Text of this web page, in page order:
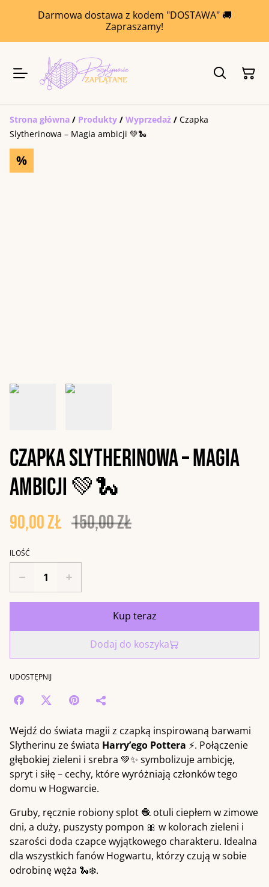
Darmowa dostawa z kodem "DOSTAWA" 🚚
Zapraszamy!
Strona główna / Produkty / Wyprzedaż / Czapka
Slytherinowa – Magia ambicji 💚🐍
%
Czapka Slytherinowa – Magia
ambicji 💚🐍
90,00 zł 150,00 zł
ILOŚĆ
Kup teraz
Dodaj do koszyka
UDOSTĘPNIJ
Wejdź do świata magii z czapką inspirowaną barwami
Slytherinu ze świata Harry’ego Pottera ⚡. Połączenie
głębokiej zieleni i srebra 💚✨ symbolizuje ambicję,
spryt i siłę – cechy, które wyróżniają członków tego
domu w Hogwarcie.
Gruby, ręcznie robiony splot 🧶 otuli ciepłem w zimowe
dni, a duży, puszysty pompon 🎀 w kolorach zieleni i
szarości doda czapce wyjątkowego charakteru. Idealna
dla wszystkich fanów Hogwartu, którzy czują w sobie
odrobinę węża 🐍❄️.